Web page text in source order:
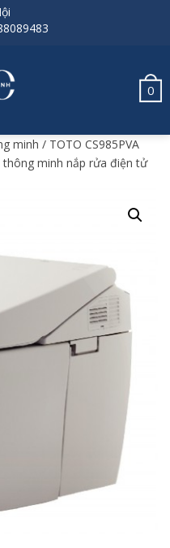
0
minh / TOTO CS985PVA
thông minh nắp rửa điện tử